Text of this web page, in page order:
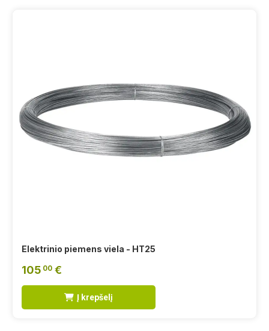
Elektrinio piemens viela - HT25
105 00 €
Į krepšelį